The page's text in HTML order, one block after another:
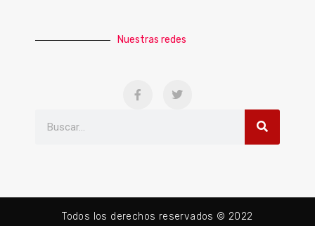
Nuestras redes
Todos los derechos reservados © 2022